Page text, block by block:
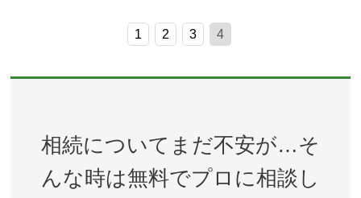
1 2 3 4
相続についてまだ不安が…そ
んな時は無料でプロに相談し